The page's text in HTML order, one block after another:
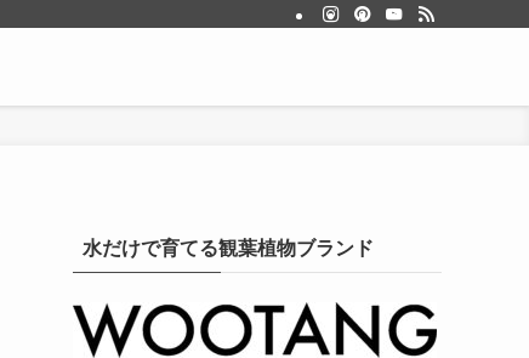
水だけで育てる観葉植物ブランド